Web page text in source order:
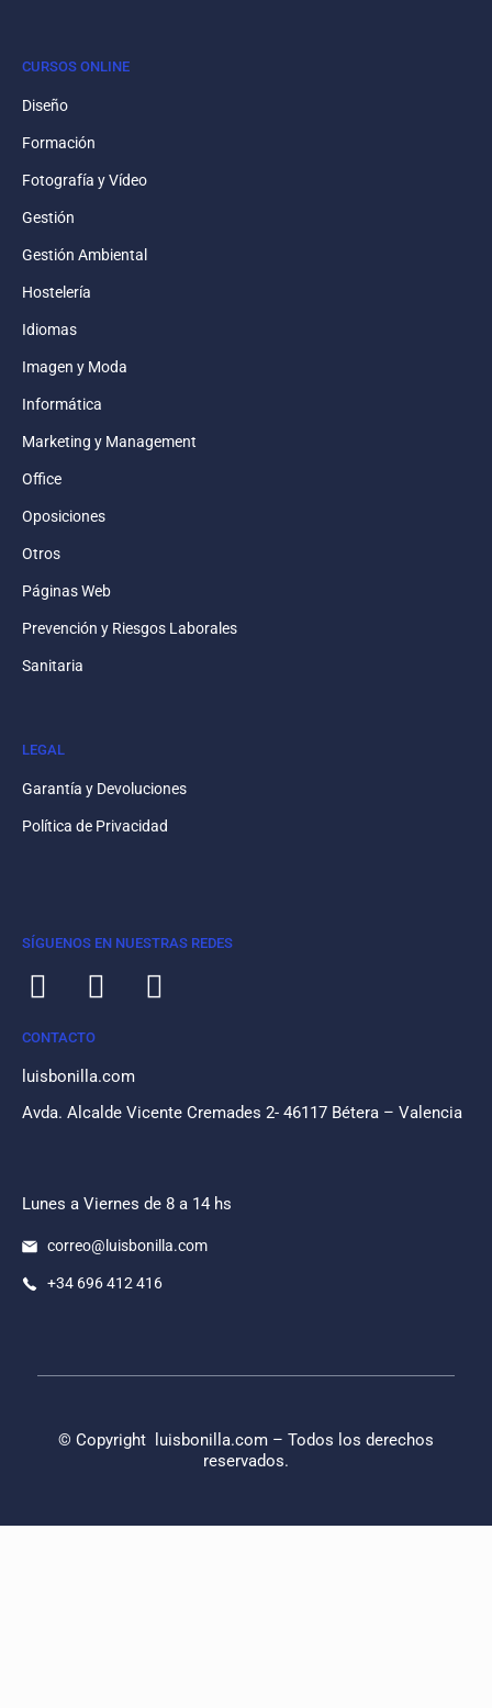
CURSOS ONLINE
Diseño
Formación
Fotografía y Vídeo
Gestión
Gestión Ambiental
Hostelería
Idiomas
Imagen y Moda
Informática
Marketing y Management
Office
Oposiciones
Otros
Páginas Web
Prevención y Riesgos Laborales
Sanitaria
LEGAL
Garantía y Devoluciones
Política de Privacidad
SÍGUENOS EN NUESTRAS REDES
CONTACTO
luisbonilla.com
Avda. Alcalde Vicente Cremades 2- 46117 Bétera – Valencia
Lunes a Viernes de 8 a 14 hs
correo@luisbonilla.com
+34 696 412 416
© Copyright luisbonilla.com – Todos los derechos
reservados.